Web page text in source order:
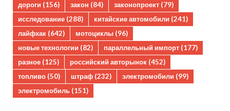
дороги (156) закон (84) законопроект (79)
исследование (288) китайские автомобили (241)
лайфхак (642) мотоциклы (96)
новые технологии (82) параллельный импорт (177)
разное (125) российский авторынок (452)
топливо (50) штраф (232) электромобили (99)
электромобиль (151)